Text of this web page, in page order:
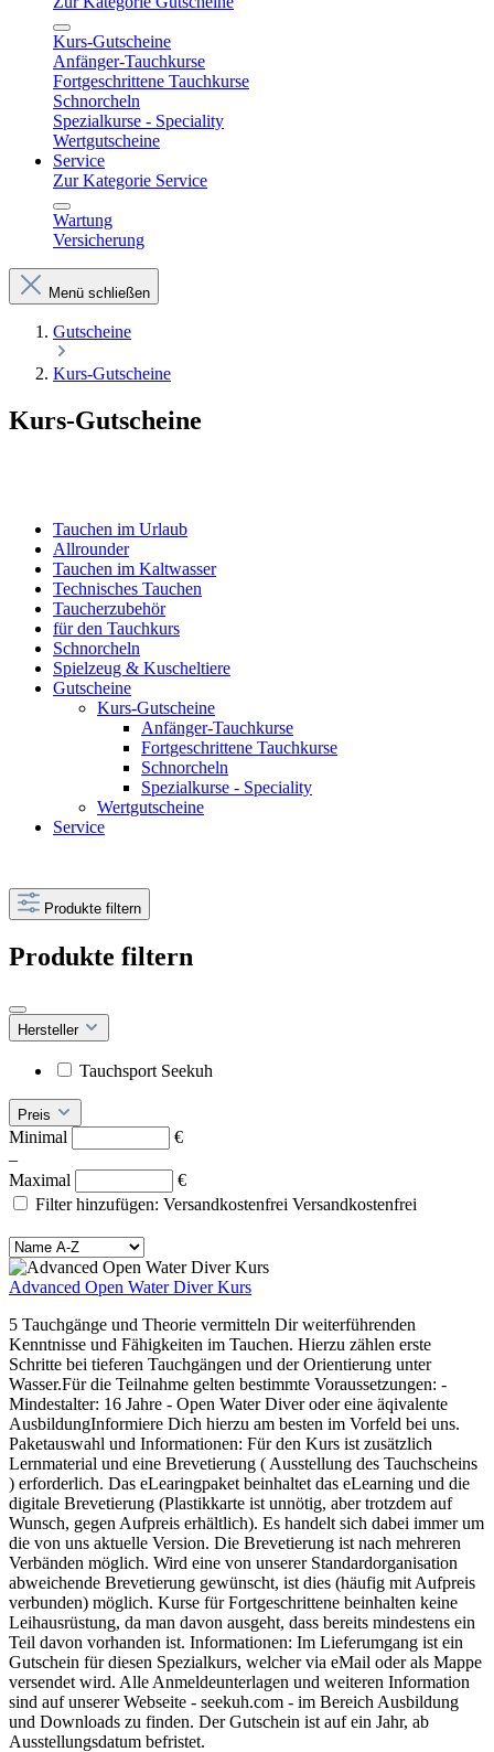
Kurs-Gutscheine
Anfänger-Tauchkurse
Fortgeschrittene Tauchkurse
Schnorcheln
Spezialkurse - Speciality
Wertgutscheine
Service
Zur Kategorie Service
Wartung
Versicherung
Menü schließen
Gutscheine
Kurs-Gutscheine
Kurs-Gutscheine
Tauchen im Urlaub
Allrounder
Tauchen im Kaltwasser
Technisches Tauchen
Taucherzubehör
für den Tauchkurs
Schnorcheln
Spielzeug & Kuscheltiere
Gutscheine
Kurs-Gutscheine
Anfänger-Tauchkurse
Fortgeschrittene Tauchkurse
Schnorcheln
Spezialkurse - Speciality
Wertgutscheine
Service
Produkte filtern
Produkte filtern
Hersteller
Tauchsport Seekuh
Preis
Minimal
€
–
Maximal
€
Filter hinzufügen: Versandkostenfrei Versandkostenfrei
Advanced Open Water Diver Kurs
5 Tauchgänge und Theorie vermitteln Dir weiterführenden
Kenntnisse und Fähigkeiten im Tauchen. Hierzu zählen erste
Schritte bei tieferen Tauchgängen und der Orientierung unter
Wasser.Für die Teilnahme gelten bestimmte Voraussetzungen: -
Mindestalter: 16 Jahre - Open Water Diver oder eine äqivalente
AusbildungInformiere Dich hierzu am besten im Vorfeld bei uns.
Paketauswahl und Informationen: Für den Kurs ist zusätzlich
Lernmaterial und eine Brevetierung ( Ausstellung des Tauchscheins
) erforderlich. Das eLearingpaket beinhaltet das eLearning und die
digitale Brevetierung (Plastikkarte ist unnötig, aber trotzdem auf
Wunsch, gegen Aufpreis erhältlich). Es handelt sich dabei immer um
die von uns aktuelle Version. Die Brevetierung ist nach mehreren
Verbänden möglich. Wird eine von unserer Standardorganisation
abweichende Brevetierung gewünscht, ist dies (häufig mit Aufpreis
verbunden) möglich. Kurse für Fortgeschrittene beinhalten keine
Leihausrüstung, da man davon ausgeht, dass bereits mindestens ein
Teil davon vorhanden ist. Informationen: Im Lieferumgang ist ein
Gutschein für diesen Spezialkurs, welcher via eMail oder als Mappe
versendet wird. Alle Anmeldeunterlagen und weiteren Information
sind auf unserer Webseite - seekuh.com - im Bereich Ausbildung
und Downloads zu finden. Der Gutschein ist auf ein Jahr, ab
Ausstellungsdatum befristet.